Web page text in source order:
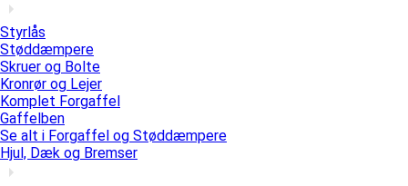
Styrlås
Støddæmpere
Skruer og Bolte
Kronrør og Lejer
Komplet Forgaffel
Gaffelben
Se alt i Forgaffel og Støddæmpere
Hjul, Dæk og Bremser